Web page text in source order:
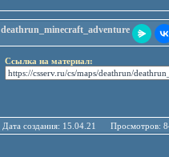
deathrun_minecraft_adventure
Ссылка на материал:
Дата создания: 15.04.21